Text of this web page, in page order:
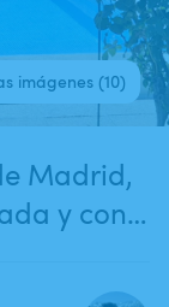
imágenes (10)
Madrid,
y con